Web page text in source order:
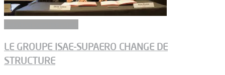
LE GROUPE ISAE-SUPAERO CHANGE DE
STRUCTURE